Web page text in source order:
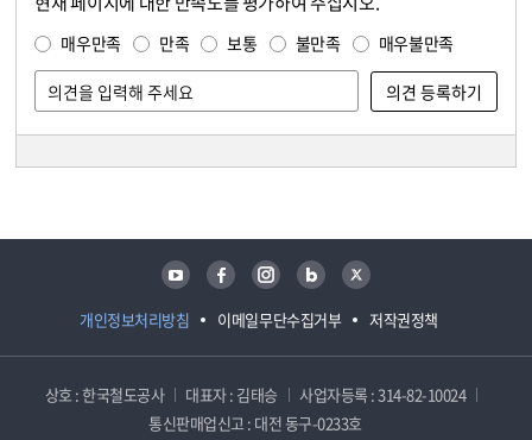
매우만족 만족 보통 불만족 매우불만족
개인정보처리방침 이메일무단수집거부 저작권정책
유튜브 페이스북 인스타그램 블로그 트위터
상호 : 한국철도공사 대표자 : 김태승
사업자등록 : 314-82-10024
통신판매업신고 : 대전 동구-0233호